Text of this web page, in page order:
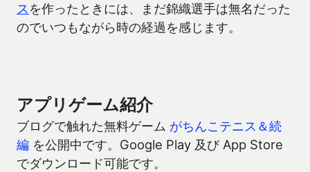
ス を作ったときには、まだ錦織選手は無名だった
のでいつもながら時の経過を感じます。
アプリゲーム紹介
ブログで触れた無料ゲーム がちんこテニス＆続
編 を公開中です。Google Play 及び App Store
でダウンロード可能です。